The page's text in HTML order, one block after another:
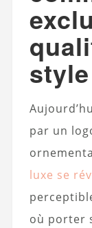
style
par un
luxe se
où porter